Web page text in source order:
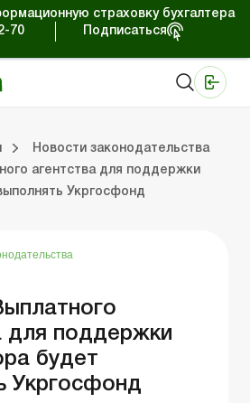
страховку бухгалтера
70
Подписаться
Новости законодательства
агентства для поддержки
Укргосфонд
для поддержки
будет
Укргосфонд